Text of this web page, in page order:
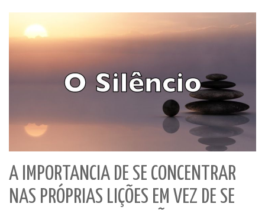
A IMPORTANCIA DE SE CONCENTRAR
NAS PRÓPRIAS LIÇÕES EM VEZ DE SE